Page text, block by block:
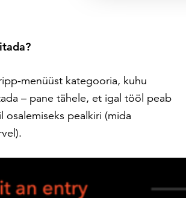
menüüst kategooria, kuhu
– pane tähele, et igal tööl peab
osalemiseks pealkiri (mida